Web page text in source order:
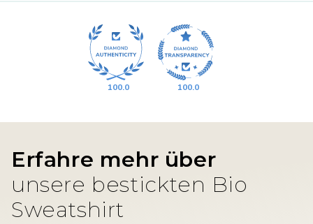
100.0 100.0
Erfahre mehr über
unsere bestickten Bio
Sweatshirt